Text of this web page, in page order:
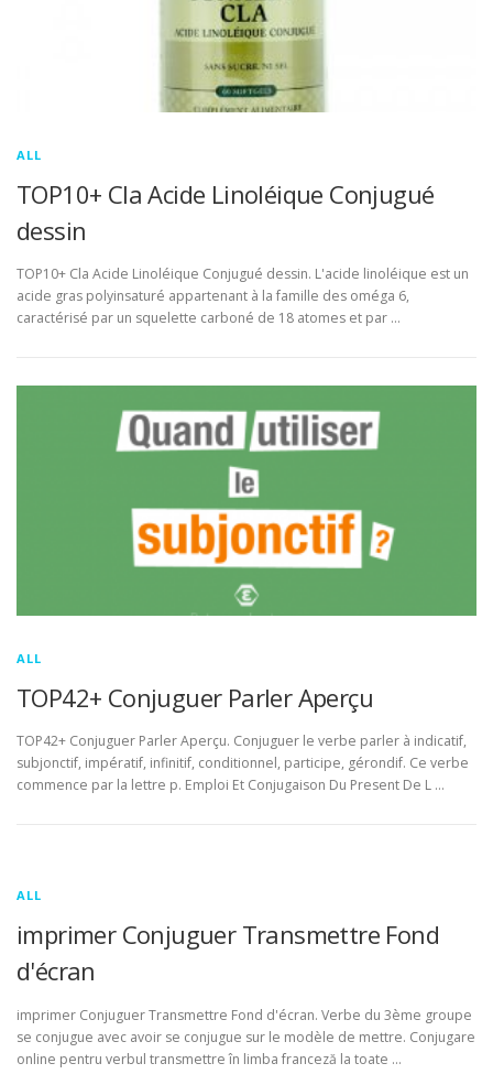
ALL
TOP10+ Cla Acide Linoléique Conjugué
dessin
TOP10+ Cla Acide Linoléique Conjugué dessin. L'acide linoléique est un
acide gras polyinsaturé appartenant à la famille des oméga 6,
caractérisé par un squelette carboné de 18 atomes et par …
ALL
TOP42+ Conjuguer Parler Aperçu
TOP42+ Conjuguer Parler Aperçu. Conjuguer le verbe parler à indicatif,
subjonctif, impératif, infinitif, conditionnel, participe, gérondif. Ce verbe
commence par la lettre p. Emploi Et Conjugaison Du Present De L …
ALL
imprimer Conjuguer Transmettre Fond
d'écran
imprimer Conjuguer Transmettre Fond d'écran. Verbe du 3ème groupe
se conjugue avec avoir se conjugue sur le modèle de mettre. Conjugare
online pentru verbul transmettre în limba franceză la toate …